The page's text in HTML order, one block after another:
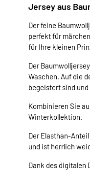
Jersey aus
Der feine
perfekt für
für Ihre kleinen
Der
Waschen. Auf die
begeistert sind
Kombinieren Sie
Winterkollektion.
Der Elasthan-
und ist herrlich
Dank des digitalen